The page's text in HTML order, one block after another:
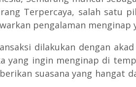
Terpercaya, salah satu
pengalaman menginap
dilakukan dengan
yang ingin menginap di
suasana yang hangat